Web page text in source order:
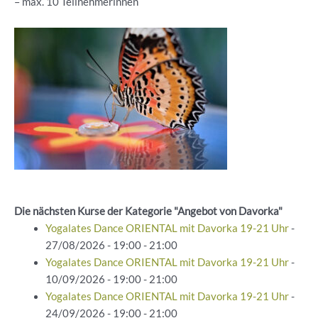
Die nächsten Kurse der Kategorie "Angebot von Davorka"
Yogalates Dance ORIENTAL mit Davorka 19-21 Uhr-
27/08/2026 - 19:00 - 21:00
Yogalates Dance ORIENTAL mit Davorka 19-21 Uhr-
10/09/2026 - 19:00 - 21:00
Yogalates Dance ORIENTAL mit Davorka 19-21 Uhr-
24/09/2026 - 19:00 - 21:00